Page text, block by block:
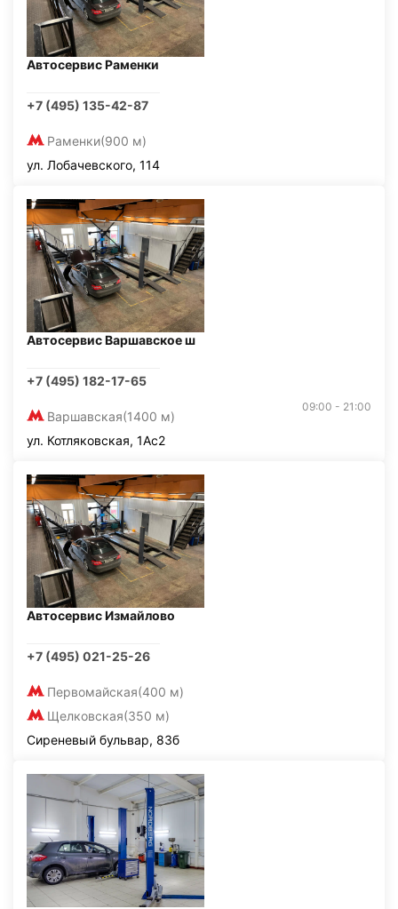
Автосервис Раменки
+7 (495) 135-42-87
Раменки(900 м)
ул. Лобачевского, 114
Автосервис Варшавское ш
+7 (495) 182-17-65
Варшавская(1400 м)
09:00 - 21:00
ул. Котляковская, 1Ас2
Автосервис Измайлово
+7 (495) 021-25-26
Первомайская(400 м)
Щелковская(350 м)
Сиреневый бульвар, 83б